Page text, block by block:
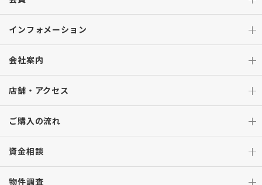
インフォメーション
会社案内
店舗・アクセス
ご購入の流れ
資金相談
物件調査